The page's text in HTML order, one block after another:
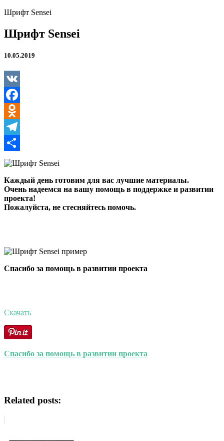
Шрифт Sensei
Шрифт Sensei
10.05.2019
VK
Facebook
Odnoklassniki
Telegram
Отправить
Каждый день готовим для вас лучшие материалы.
Очень надеемся на вашу помощь в поддержке и развитии
проекта!
Пожалуйста, не стесняйтесь помочь.
Спасибо за помощь в развитии проекта
Скачать
Спасибо за помощь в развитии проекта
Related posts: